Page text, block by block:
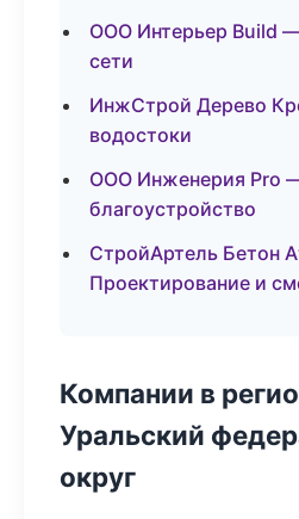
ООО Интерьер Build
сети
ИнжСтрой Дерево
водостоки
ООО Инженерия Pro
благоустройство
СтройАртель Бетон
Проектирование и
Компании в
Уральский
округ